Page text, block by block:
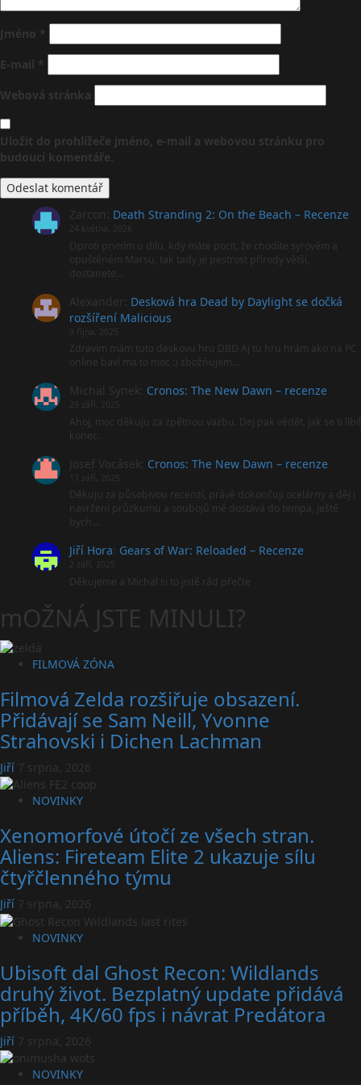
Jméno *
E-mail *
Webová stránka
Uložit do prohlížeče jméno, e-mail a webovou stránku pro
budoucí komentáře.
Zarcon Death Stranding 2: On the Beach – Recenze
24 května, 2026
Oproti prvním u dílu, kdy máte pocit, že chodíte syrovém a
opuštěném Marsu, tak tady je pestrost přírody větší,
dostanete…
Alexander Desková hra Dead by Daylight se dočká
rozšíření Malicious
9 října, 2025
Zdravím mám tuto deskovu hru DBD Aj tu hru hrám ako na PC
online baví ma to moc :) zbožňujem…
Michal Synek Cronos: The New Dawn – recenze
29 září, 2025
Ahoj, moc děkuju za zpětnou vazbu. Dej pak vědět, jak se ti líbil
konec.
Josef Vocásek Cronos: The New Dawn – recenze
17 září, 2025
Děkuju za působivou recenzí, právě dokončuji ocelárny a děj i
navržení průzkumu a soubojů mě dostává do tempa, ještě
bych…
Jiří Hora Gears of War: Reloaded – Recenze
2 září, 2025
Děkujeme a Michal si to jistě rád přečte
mOŽNÁ JSTE MINULI?
FILMOVÁ ZÓNA
Filmová Zelda rozšiřuje obsazení.
Přidávají se Sam Neill, Yvonne
Strahovski i Dichen Lachman
Jiří 7 srpna, 2026
NOVINKY
Xenomorfové útočí ze všech stran.
Aliens: Fireteam Elite 2 ukazuje sílu
čtyřčlenného týmu
Jiří 7 srpna, 2026
NOVINKY
Ubisoft dal Ghost Recon: Wildlands
druhý život. Bezplatný update přidává
příběh, 4K/60 fps i návrat Predátora
Jiří 7 srpna, 2026
NOVINKY